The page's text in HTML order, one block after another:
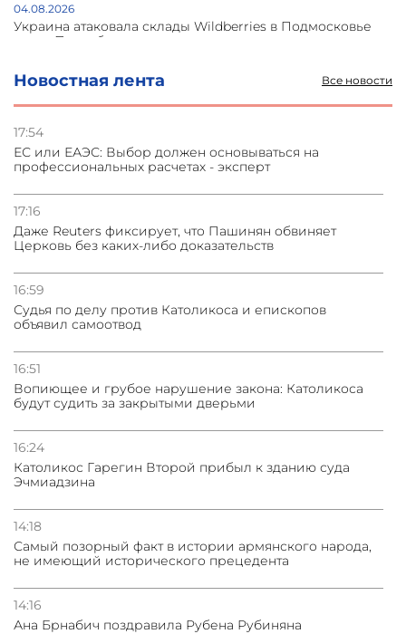
Новостная лента Все новости
17:54
ЕС или ЕАЭС: Выбор должен основываться на
профессиональных расчетах - эксперт
17:16
Даже Reuters фиксирует, что Пашинян обвиняет
Церковь без каких-либо доказательств
16:59
Судья по делу против Католикоса и епископов
объявил самоотвод
16:51
Вопиющее и грубое нарушение закона: Католикоса
будут судить за закрытыми дверьми
16:24
Католикос Гарегин Второй прибыл к зданию суда
Эчмиадзина
14:18
Самый позорный факт в истории армянского народа,
не имеющий исторического прецедента
14:16
Ана Брнабич поздравила Рубена Рубиняна
04.08.2026
Украина атаковала склады Wildberries в Подмосковье
и под Петербургом
03.08.2026
Стратегия безопасности ОДКБ допускает применение
03.08.2026
31.07.2026
погрануправления СНБ Армении в Тбилиси